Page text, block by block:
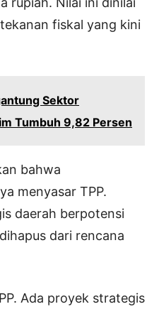
fiskal yang kini
Sektor
Tumbuh 9,82 Persen
bahwa
menyasar TPP.
daerah berpotensi
dari rencana
Ada proyek strategis